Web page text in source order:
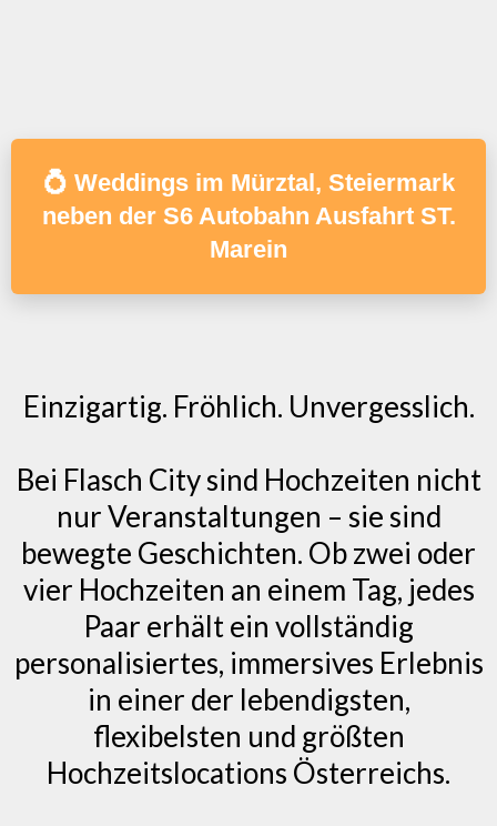
💍 Weddings im Mürztal, Steiermark
neben der S6 Autobahn Ausfahrt ST.
Marein
Einzigartig. Fröhlich. Unvergesslich.
Bei Flasch City sind Hochzeiten nicht
nur Veranstaltungen – sie sind
bewegte Geschichten. Ob zwei oder
vier Hochzeiten an einem Tag, jedes
Paar erhält ein vollständig
personalisiertes, immersives Erlebnis
in einer der lebendigsten,
flexibelsten und größten
Hochzeitslocations Österreichs.